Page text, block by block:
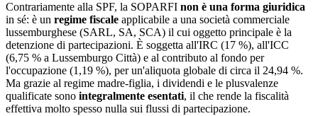
Contrariamente alla SPF, la SOPARFI non è una forma giuridica
in sé: è un regime fiscale applicabile a una società commerciale
lussemburghese (SARL, SA, SCA) il cui oggetto principale è la
detenzione di partecipazioni. È soggetta all'IRC (17 %), all'ICC
(6,75 % a Lussemburgo Città) e al contributo al fondo per
l'occupazione (1,19 %), per un'aliquota globale di circa il 24,94 %.
Ma grazie al regime madre-figlia, i dividendi e le plusvalenze
qualificate sono integralmente esentati, il che rende la fiscalità
effettiva molto spesso nulla sui flussi di partecipazione.